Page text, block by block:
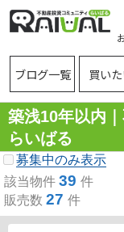
ブログ一覧 買い
築浅10年以内
らいばる
募集中のみ表示
該当物件 39 件
販売数 27 件